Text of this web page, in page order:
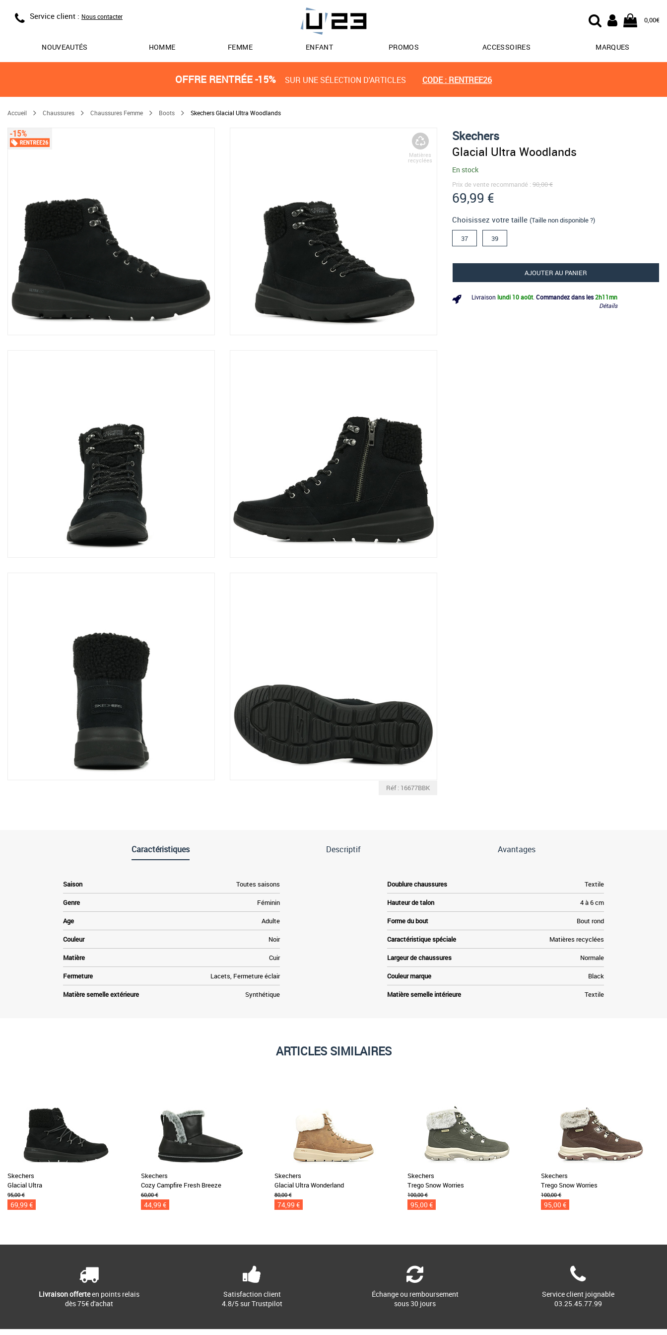
Service client : Nous contacter 0,00€
NOUVEAUTÉS HOMME FEMME ENFANT PROMOS ACCESSOIRES MARQUES
OFFRE RENTRÉE -15% SUR UNE SÉLECTION D'ARTICLES CODE : RENTREE26
Accueil Chaussures Chaussures Femme Boots Skechers Glacial Ultra Woodlands
Matières
recyclées
Réf : 16677BBK
Skechers
Glacial Ultra Woodlands
En stock
Prix de vente recommandé : 90,00 €
69,99 €
Choisissez votre taille (Taille non disponible ?)
37 39
AJOUTER AU PANIER
Livraison lundi 10 août Commandez dans les2h11mn
Détails
Caractéristiques Descriptif Avantages
Saison Toutes saisons
Genre Féminin
Age Adulte
Couleur Noir
Matière Cuir
Fermeture Lacets, Fermeture éclair
Matière semelle extérieure Synthétique
Doublure chaussures Textile
Hauteur de talon 4 à 6 cm
Forme du bout Bout rond
Caractéristique spéciale Matières recyclées
Largeur de chaussures Normale
Couleur marque Black
Matière semelle intérieure Textile
ARTICLES SIMILAIRES
Skechers
Glacial Ultra
95,00 €
69,99 €
Skechers
Cozy Campfire Fresh Breeze
60,00 €
44,99 €
Skechers
Glacial Ultra Wonderland
80,00 €
74,99 €
Skechers
Trego Snow Worries
100,00 €
95,00 €
Skechers
Trego Snow Worries
100,00 €
95,00 €
Livraison offerteen points relais
dès 75€ d'achat
Satisfaction client
4.8/5 sur Trustpilot
Échange ou remboursement
sous 30 jours
Service client joignable
03.25.45.77.99